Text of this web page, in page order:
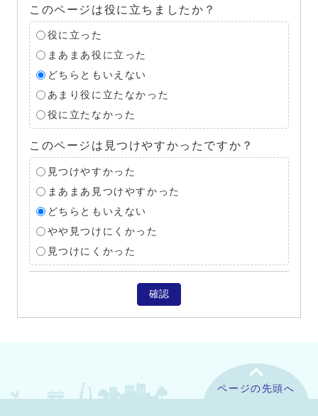
このページは役に立ちましたか？
役に立った
まあまあ役に立った
どちらともいえない
あまり役に立たなかった
役に立たなかった
このページは見つけやすかったですか？
見つけやすかった
まあまあ見つけやすかった
どちらともいえない
やや見つけにくかった
見つけにくかった
確認
ページの先頭へ